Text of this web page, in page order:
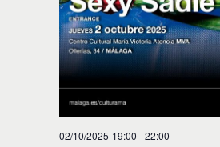
02/10/2025-19:00 -22:00